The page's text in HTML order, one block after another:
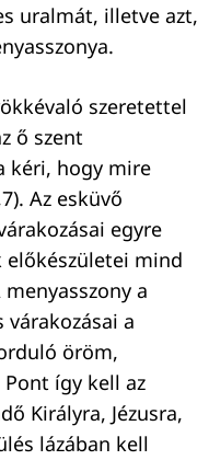
uralmát, illetve azt,
szeretettel
ő szent
kéri, hogy mire
Az esküvő
egyre
előkészületei mind
a
várakozásai a
öröm,
így kell az
Királyra, Jézusra,
lázában kell